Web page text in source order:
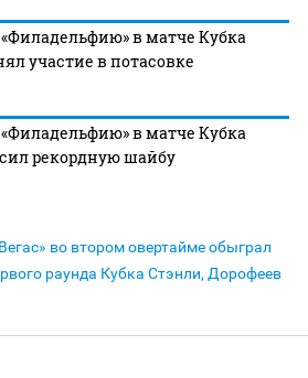
в матче Кубка
участие в потасовке
в матче Кубка
рекордную шайбу
во втором овертайме обыграл
раунда Кубка Стэнли, Дорофеев